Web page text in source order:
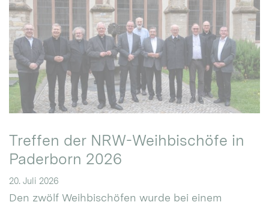
Treffen der NRW-Weihbischöfe in
Paderborn 2026
20. Juli 2026
Den zwölf Weihbischöfen wurde bei einem